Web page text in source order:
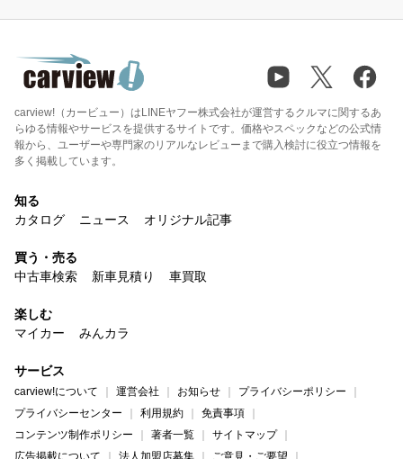
carview!（カービュー）はLINEヤフー株式会社が運営するクルマに関するあ
らゆる情報やサービスを提供するサイトです。価格やスペックなどの公式情
報から、ユーザーや専門家のリアルなレビューまで購入検討に役立つ情報を
多く掲載しています。
知る
カタログ
ニュース オリジナル記事
買う・売る
中古車検索
新車見積り 車買取
楽しむ
マイカー
みんカラ
サービス
carview!について 運営会社 お知らせ
プライバシーポリシー
プライバシーセンター
利用規約
免責事項
コンテンツ制作ポリシー
著者一覧
サイトマップ
広告掲載について
法人加盟店募集 ご意見・ご要望